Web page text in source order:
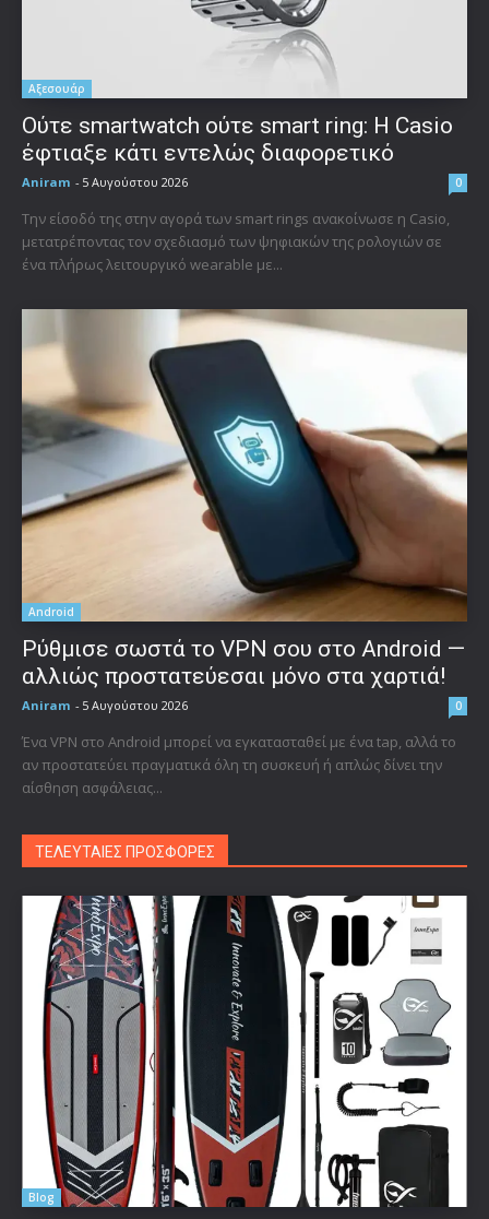
Αξεσουάρ
Ούτε smartwatch ούτε smart ring: Η Casio
έφτιαξε κάτι εντελώς διαφορετικό
Aniram - 5 Αυγούστου 2026 0
Την είσοδό της στην αγορά των smart rings ανακοίνωσε η Casio,
μετατρέποντας τον σχεδιασμό των ψηφιακών της ρολογιών σε
ένα πλήρως λειτουργικό wearable με...
Android
Ρύθμισε σωστά το VPN σου στο Android —
αλλιώς προστατεύεσαι μόνο στα χαρτιά!
Aniram - 5 Αυγούστου 2026 0
Ένα VPN στο Android μπορεί να εγκατασταθεί με ένα tap, αλλά το
αν προστατεύει πραγματικά όλη τη συσκευή ή απλώς δίνει την
αίσθηση ασφάλειας...
ΤΕΛΕΥΤΑΙΕΣ ΠΡΟΣΦΟΡΕΣ
Blog